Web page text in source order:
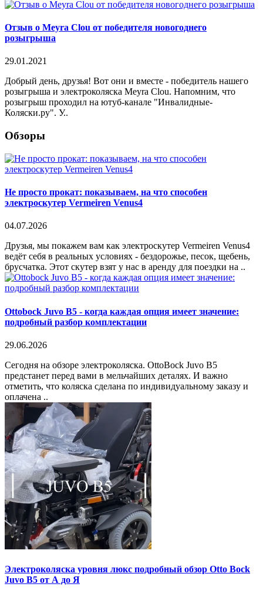
Отзыв о Meyra Clou от победителя новогоднего
розыгрыша
29.01.2021
Добрый день, друзья! Вот они и вместе - победитель нашего
розыгрыша и электроколяска Meyra Clou. Напомним, что
розыгрыш проходил на ютуб-канале "Инвалидные-
Коляски.ру". У..
Обзоры
Не просто прокат: показываем, на что способен
электроскутер Vermeiren Venus4
04.07.2026
Друзья, мы покажем вам как электроскутер Vermeiren Venus4
ведёт себя в реальных условиях - бездорожье, песок, щебень,
брусчатка. Этот скутер взят у нас в аренду для поездки на ..
Ottobock Juvo B5 - когда каждая опция имеет значение:
подробный разбор комплектации
29.06.2026
Сегодня на обзоре электроколяска. OttoBock Juvo B5
предстанет перед вами в мельчайших деталях. И важно
отметить, что коляска сделана по индивидуальному заказу и
оплачена ..
Электроколяска уровня люкс подробный обзор Otto Bock
Juvo B5 от А до Я